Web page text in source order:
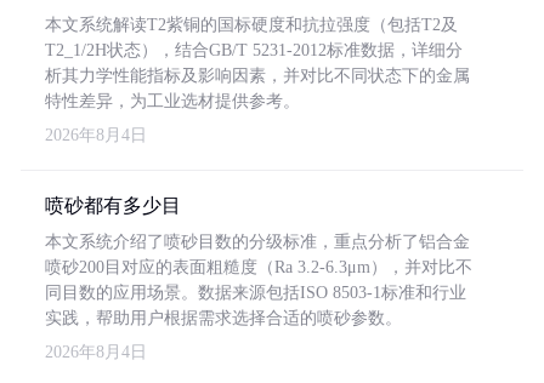
本文系统解读T2紫铜的国标硬度和抗拉强度（包括T2及
T2_1/2H状态），结合GB/T 5231-2012标准数据，详细分
析其力学性能指标及影响因素，并对比不同状态下的金属
特性差异，为工业选材提供参考。
2026年8月4日
喷砂都有多少目
本文系统介绍了喷砂目数的分级标准，重点分析了铝合金
喷砂200目对应的表面粗糙度（Ra 3.2-6.3μm），并对比不
同目数的应用场景。数据来源包括ISO 8503-1标准和行业
实践，帮助用户根据需求选择合适的喷砂参数。
2026年8月4日